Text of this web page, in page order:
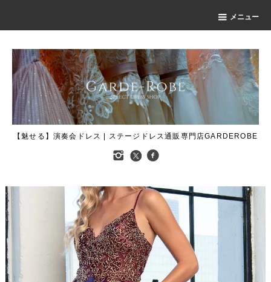
メニュー
【魅せる】演奏会ドレス | ステージドレス通販専門店GARDEROBE